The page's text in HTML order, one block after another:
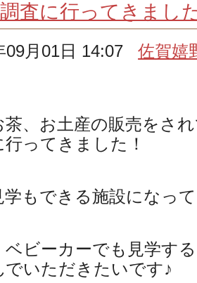
査に行ってきまし
09月01日 14:07佐賀嬉
茶、お土産の販売をさ
行ってきました！
学もできる施設になっ
ベビーカーでも見学す
でいただきたいです♪